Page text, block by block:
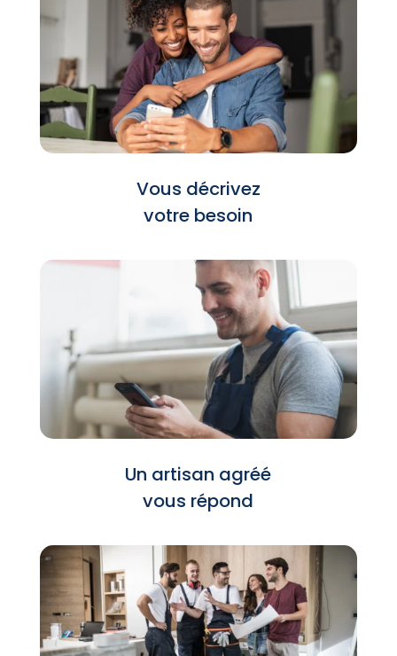
Vous décrivez
votre besoin
Un artisan agréé
vous répond